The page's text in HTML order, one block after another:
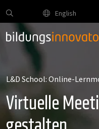
English
L&D School: Online-
Virtuelle